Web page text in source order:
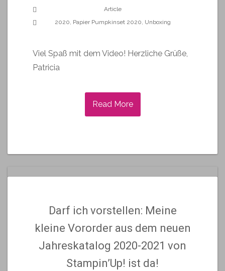
Article
2020, Papier Pumpkinset 2020, Unboxing
Viel Spaß mit dem Video! Herzliche Grüße,
Patricia
Read More
Darf ich vorstellen: Meine
kleine Vororder aus dem neuen
Jahreskatalog 2020-2021 von
Stampin’Up! ist da!